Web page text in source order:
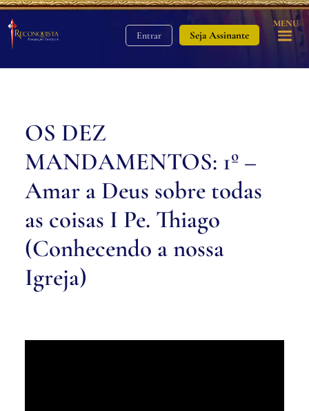
Entrar Seja Assinante
MENU
OS DEZ
MANDAMENTOS: 1º –
Amar a Deus sobre todas
as coisas I Pe. Thiago
(Conhecendo a nossa
Igreja)